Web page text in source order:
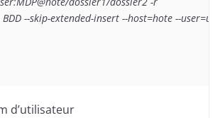
--skip-extended-insert --host=hote --
d’utilisateur